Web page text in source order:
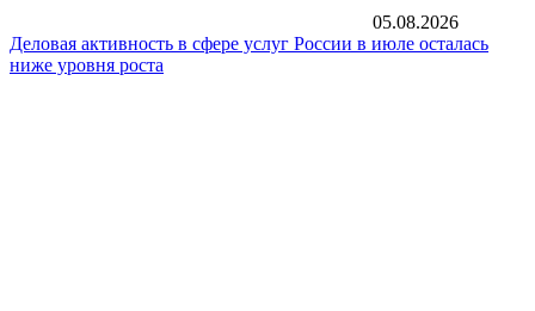
05.08.2026
Деловая активность в сфере услуг России в июле осталась
ниже уровня роста